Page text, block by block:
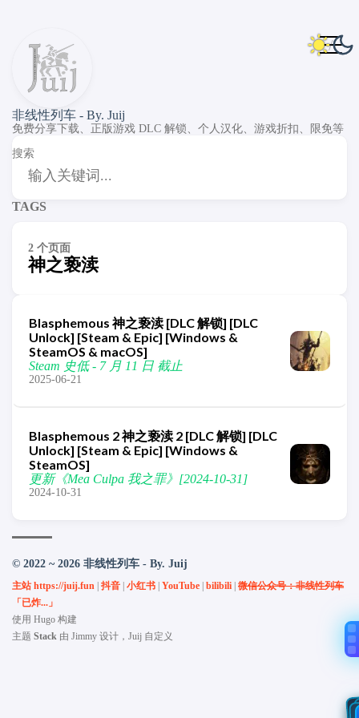
非线性列车 - By. Juij
免费分享下载、正版游戏 DLC 解锁、个人汉化、游戏折扣、限免等
搜索
TAGS
2 个页面
神之亵渎
Blasphemous 神之亵渎 [DLC 解锁] [DLC
Unlock] [Steam & Epic] [Windows &
SteamOS & macOS]
Steam 史低 - 7 月 11 日 截止
2025-06-21
Blasphemous 2 神之亵渎 2 [DLC 解锁] [DLC
Unlock] [Steam & Epic] [Windows &
SteamOS]
更新《Mea Culpa 我之罪》[2024-10-31]
2024-10-31
© 2022 ~ 2026 非线性列车 - By. Juij
主站 https://juij.fun | 抖音 | 小红书 | YouTube | bilibili | 微信公众号：非线性列车
「已炸...」
使用 Hugo 构建
主题 Stack 由 Jimmy 设计，Juij 自定义